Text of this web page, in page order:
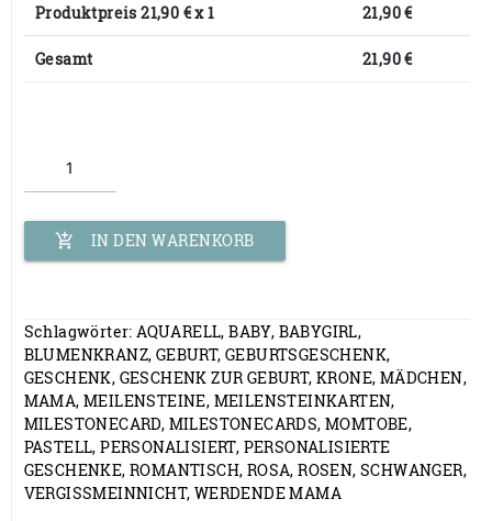
Produktpreis21,90 € x 1 21,90€
Gesamt 21,90€
add_shopping_cart IN DEN WARENKORB
Schlagwörter: AQUARELL,BABY, BABYGIRL,
BLUMENKRANZ, GEBURT, GEBURTSGESCHENK,
GESCHENK, GESCHENK ZUR GEBURT, KRONE, MÄDCHEN,
MAMA, MEILENSTEINE, MEILENSTEINKARTEN,
MILESTONECARD, MILESTONECARDS, MOMTOBE,
PASTELL,PERSONALISIERT, PERSONALISIERTE
GESCHENKE, ROMANTISCH, ROSA,ROSEN, SCHWANGER,
VERGISSMEINNICHT, WERDENDE MAMA